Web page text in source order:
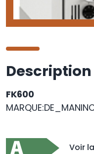
Description
FK600
Voir